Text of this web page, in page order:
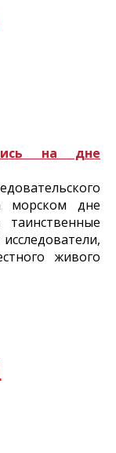
на дне
морском дне
таинственные
живого